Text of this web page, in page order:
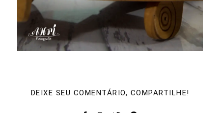
DEIXE SEU COMENTÁRIO, COMPARTILHE!